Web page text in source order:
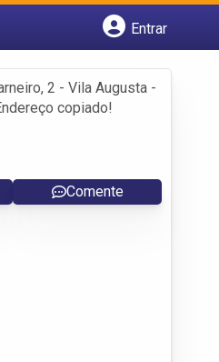
Entrar
2 - Vila Augusta -
copiado!
Comente